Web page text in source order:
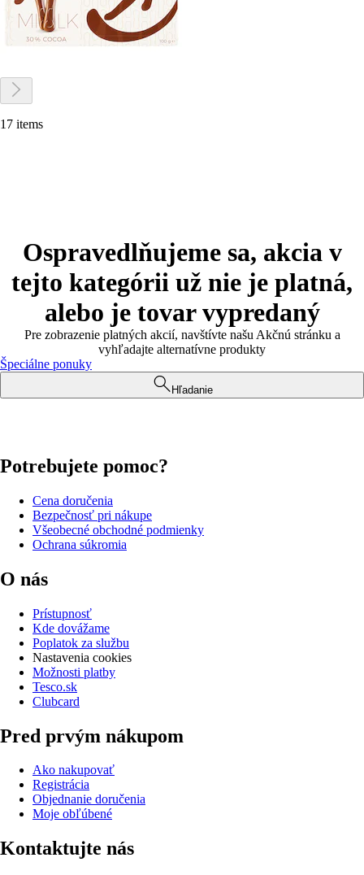
17 items
Ospravedlňujeme sa, akcia v
tejto kategórii už nie je platná,
alebo je tovar vypredaný
Pre zobrazenie platných akcií, navštívte našu Akčnú stránku a
vyhľadajte alternatívne produkty
Špeciálne ponuky
Hľadanie
Potrebujete pomoc?
Cena doručenia
Bezpečnosť pri nákupe
Všeobecné obchodné podmienky
Ochrana súkromia
O nás
Prístupnosť
Kde dovážame
Poplatok za službu
Nastavenia cookies
Možnosti platby
Tesco.sk
Clubcard
Pred prvým nákupom
Ako nakupovať
Registrácia
Objednanie doručenia
Moje obľúbené
Kontaktujte nás